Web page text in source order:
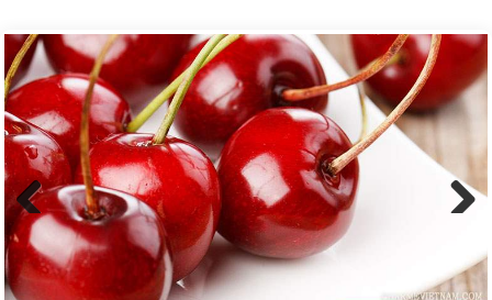
Previous